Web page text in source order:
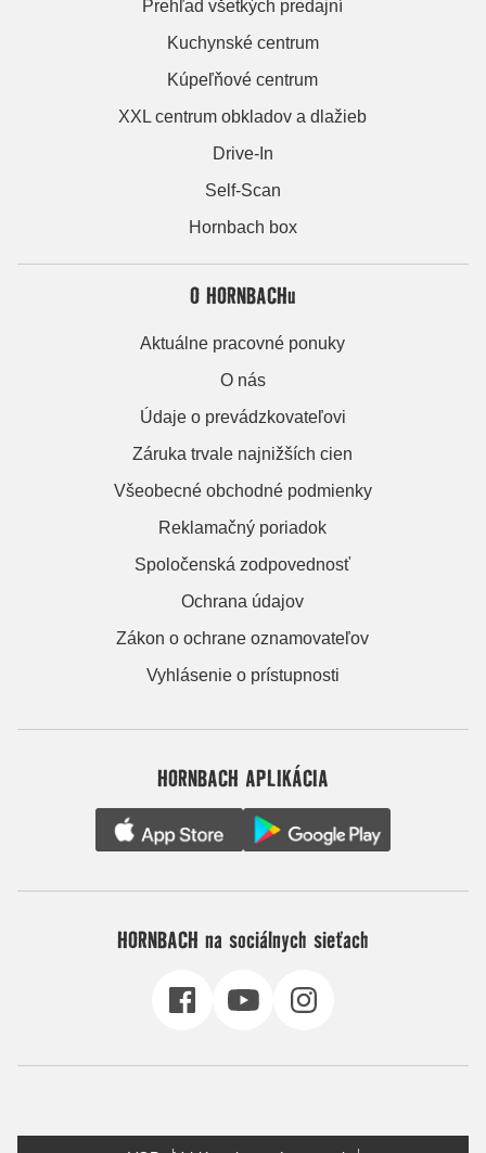
Prehľad všetkých predajní
Kuchynské centrum
Kúpeľňové centrum
XXL centrum obkladov a dlažieb
Drive-In
Self-Scan
Hornbach box
O HORNBACHu
Aktuálne pracovné ponuky
O nás
Údaje o prevádzkovateľovi
Záruka trvale najnižších cien
Všeobecné obchodné podmienky
Reklamačný poriadok
Spoločenská zodpovednosť
Ochrana údajov
Zákon o ochrane oznamovateľov
Vyhlásenie o prístupnosti
HORNBACH APLIKÁCIA
HORNBACH na sociálnych sieťach